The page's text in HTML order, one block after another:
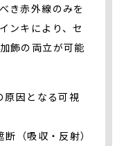
き赤外線のみを
ンキにより、セ
飾の両立が可能
原因となる可視
（吸収・反射）